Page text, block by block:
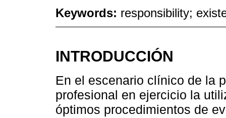
Keywords: responsibility;
INTRODUCCIÓN
En el escenario clínico de la
profesional en ejercicio la
óptimos procedimientos de